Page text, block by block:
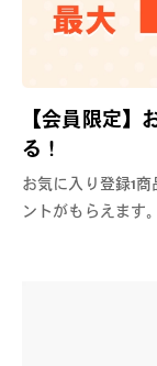
【会員限定】
る！
お気に入り登録1
ントがもらえます。